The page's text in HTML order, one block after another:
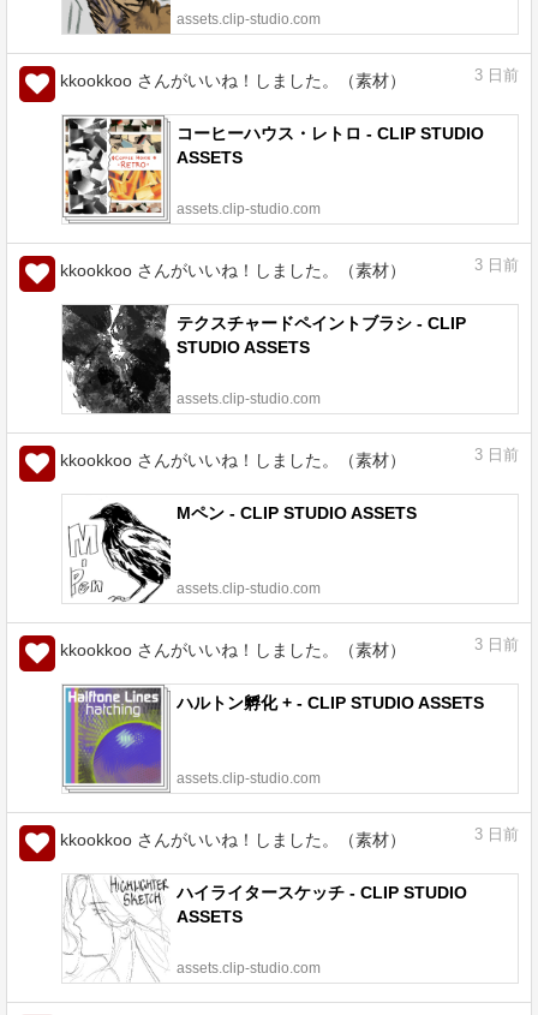
assets.clip-studio.com
kkookkoo さんがいいね！しました。（素材） 3 日前
コーヒーハウス・レトロ - CLIP STUDIO
ASSETS
assets.clip-studio.com
kkookkoo さんがいいね！しました。（素材） 3 日前
テクスチャードペイントブラシ - CLIP
STUDIO ASSETS
assets.clip-studio.com
kkookkoo さんがいいね！しました。（素材） 3 日前
Mペン - CLIP STUDIO ASSETS
assets.clip-studio.com
kkookkoo さんがいいね！しました。（素材） 3 日前
ハルトン孵化 + - CLIP STUDIO ASSETS
assets.clip-studio.com
kkookkoo さんがいいね！しました。（素材） 3 日前
ハイライタースケッチ - CLIP STUDIO
ASSETS
assets.clip-studio.com